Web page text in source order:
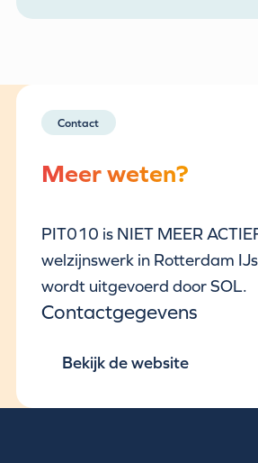
Contact
Meer weten?
PIT010 is NIET MEER
welzijnswerk in Rotterdam
wordt uitgevoerd door SOL.
Contactgegevens
Bekijk de website